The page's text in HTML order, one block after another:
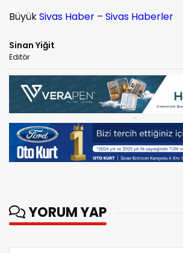
BüyükSivas Haber – Sivas Haberler
Sinan Yiğit
Editör
YORUM YAP